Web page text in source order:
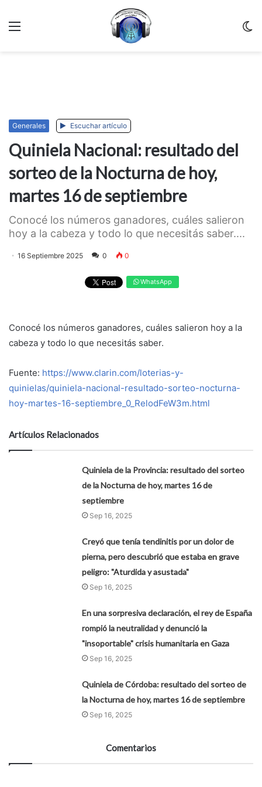
Generales Escuchar artículo
Quiniela Nacional: resultado del
sorteo de la Nocturna de hoy,
martes 16 de septiembre
Conocé los números ganadores, cuáles salieron
hoy a la cabeza y todo lo que necesitás saber....
16 Septiembre 2025 0 0
WhatsApp
Conocé los números ganadores, cuáles salieron hoy a la
cabeza y todo lo que necesitás saber.
Fuente: https://www.clarin.com/loterias-y-
quinielas/quiniela-nacional-resultado-sorteo-nocturna-
hoy-martes-16-septiembre_0_RelodFeW3m.html
Artículos Relacionados
Quiniela de la Provincia: resultado del sorteo
de la Nocturna de hoy, martes 16 de
septiembre
Sep 16, 2025
Creyó que tenía tendinitis por un dolor de
pierna, pero descubrió que estaba en grave
peligro: "Aturdida y asustada"
Sep 16, 2025
En una sorpresiva declaración, el rey de España
rompió la neutralidad y denunció la
"insoportable" crisis humanitaria en Gaza
Sep 16, 2025
Quiniela de Córdoba: resultado del sorteo de
la Nocturna de hoy, martes 16 de septiembre
Sep 16, 2025
Comentarios